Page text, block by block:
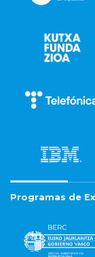
Programas de